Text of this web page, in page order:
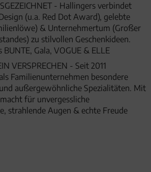
- Hallingers verbindet
(u.a. Red Dot Award), gelebte
& Unternehmertum (Großer
zu stilvollen Geschenkideen.
BUNTE, Gala, VOGUE & ELLE
VERSPRECHEN - Seit 2011
Familienunternehmen besondere
außergewöhnliche Spezialitäten. Mit
für unvergessliche
strahlende Augen & echte Freude